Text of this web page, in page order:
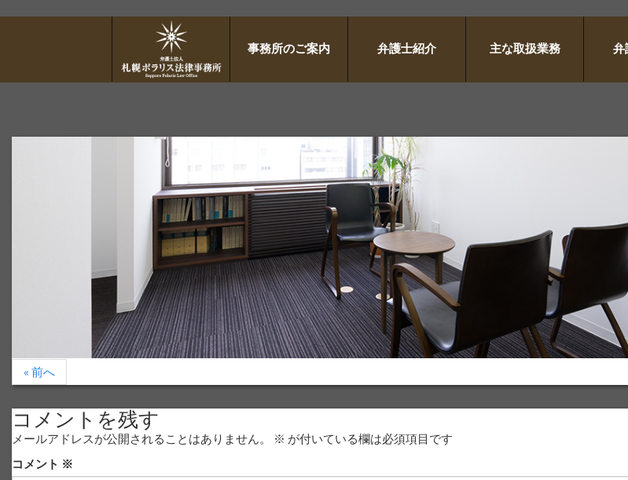
事務所のご案内 弁護士紹介 主な取扱業務 弁
« 前へ
コメントを残す
メールアドレスが公開されることはありません。 ※ が付いている欄は必須項目です
コメント ※